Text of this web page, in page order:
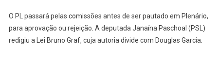
O PL passará pelas comissões antes de ser pautado em Plenário,
para aprovação ou rejeição. A deputada Janaína Paschoal (PSL)
redigiu a Lei Bruno Graf, cuja autoria divide com Douglas Garcia.